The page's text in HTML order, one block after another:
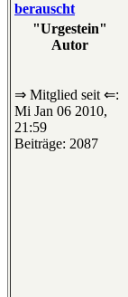
berauscht
"Urgestein"
Autor
⇒ Mitglied seit ⇐:
Mi Jan 06 2010,
21:59
Beiträge: 2087